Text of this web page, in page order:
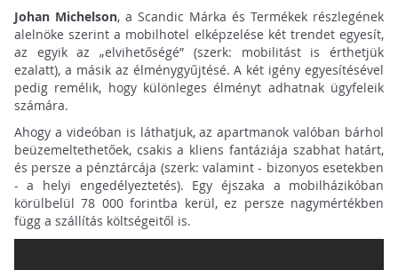
Johan Michelson, a Scandic Márka és Termékek részlegének
alelnöke szerint a mobilhotel elképzelése két trendet egyesít,
az egyik az „elvihetőségé” (szerk: mobilitást is érthetjük
ezalatt), a másik az élménygyűjtésé. A két igény egyesítésével
pedig remélik, hogy különleges élményt adhatnak ügyfeleik
számára.
Ahogy a videóban is láthatjuk, az apartmanok valóban bárhol
beüzemeltethetőek, csakis a kliens fantáziája szabhat határt,
és persze a pénztárcája (szerk: valamint - bizonyos esetekben
- a helyi engedélyeztetés). Egy éjszaka a mobilházikóban
körülbelül 78 000 forintba kerül, ez persze nagymértékben
függ a szállítás költségeitől is.